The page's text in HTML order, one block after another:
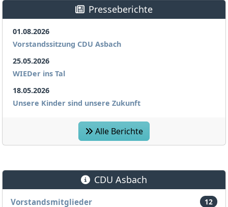
Presseberichte
01.08.2026
Vorstandssitzung CDU Asbach
25.05.2026
WIEDer ins Tal
18.05.2026
Unsere Kinder sind unsere Zukunft
Alle Berichte
CDU Asbach
Vorstandsmitglieder 12